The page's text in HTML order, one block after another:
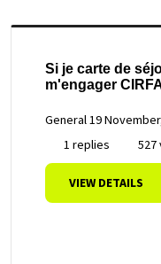
Si je carte de
m'engager
General19
1 replies
527
VIEW DETAILS